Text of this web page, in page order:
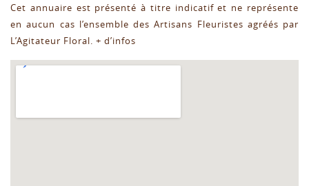
Cet annuaire est présenté à titre indicatif et ne représente
en aucun cas l’ensemble des Artisans Fleuristes agréés par
L’Agitateur Floral. + d’infos